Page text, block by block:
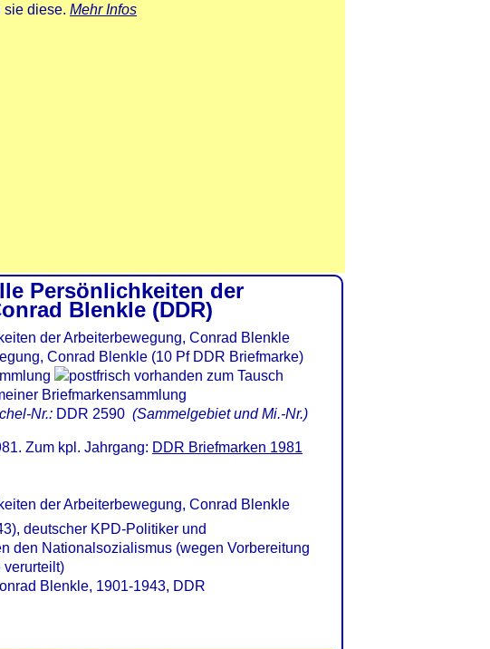
sie diese. Mehr Infos
Persönlichkeiten der
Blenkle (DDR)
Conrad Blenkle (10 Pf DDR Briefmarke)
Nr.: DDR 2590(Sammelgebiet und Mi.-Nr.)
Zum kpl. Jahrgang: DDR Briefmarken 1981
der Arbeiterbewegung, Conrad Blenkle
deutscher KPD-Politiker und
den Nationalsozialismus (wegen Vorbereitung
verurteilt)
Blenkle, 1901-1943, DDR